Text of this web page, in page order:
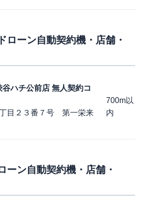
ローン自動契約機・店舗・
谷ハチ公前店 無人契約コ
目２３番７号 第一栄来
700m以
内
ーン自動契約機・店舗・